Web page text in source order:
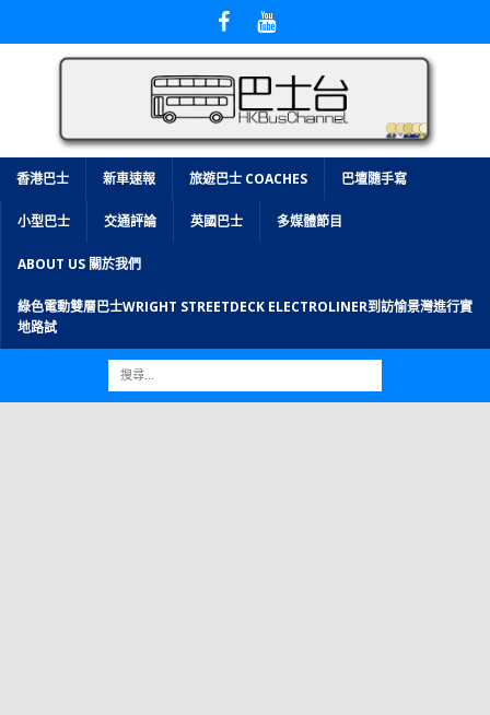
香港巴士 新車速報 旅遊巴士 COACHES 巴壇隨手寫
小型巴士 交通評論 英國巴士 多媒體節目
ABOUT US 關於我們
綠色電動雙層巴士WRIGHT STREETDECK ELECTROLINER到訪愉景灣進行實
地路試